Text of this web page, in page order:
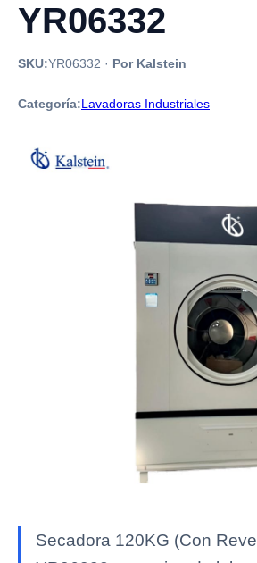
YR06332
SKU:YR06332 · Por Kalstein
Categoría:Lavadoras Industriales
Secadora 120KG (Con